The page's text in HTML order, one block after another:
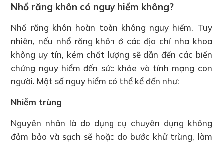
Nhổ răng khôn có nguy hiểm không?
Nhổ răng khôn hoàn toàn không nguy hiểm. Tuy
nhiên, nếu nhổ răng khôn ở các địa chỉ nha khoa
không uy tín, kém chất lượng sẽ dẫn đến các biến
chứng nguy hiểm đến sức khỏe và tính mạng con
người. Một số nguy hiểm có thể kể đến như:
Nhiễm trùng
Nguyên nhân là do dụng cụ chuyên dụng không
đảm bảo và sạch sẽ hoặc do bước khử trùng, làm